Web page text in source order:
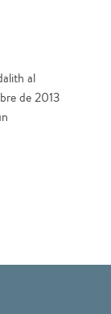
al
de 2013